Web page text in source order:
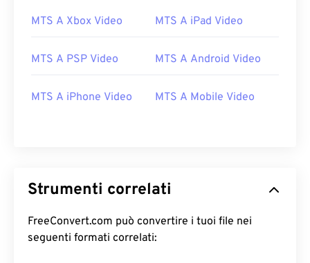
MTS A Xbox Video
MTS A iPad Video
MTS A PSP Video MTS A Android Video
MTS A iPhone Video MTS A Mobile Video
Strumenti correlati
FreeConvert.com può convertire i tuoi file nei
seguenti formati correlati: